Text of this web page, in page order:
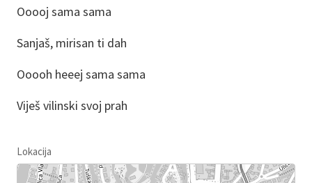
Ooooj sama sama
Sanjaš, mirisan ti dah
Ooooh heeej sama sama
Viješ vilinski svoj prah
Lokacija